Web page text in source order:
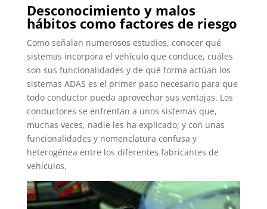
Desconocimiento y malos
hábitos como factores de riesgo
Como señalan numerosos estudios, conocer qué
sistemas incorpora el vehículo que conduce, cuáles
son sus funcionalidades y de qué forma actúan los
sistemas ADAS es el primer paso necesario para que
todo conductor pueda aprovechar sus ventajas. Los
conductores se enfrentan a unos sistemas que,
muchas veces, nadie les ha explicado; y con unas
funcionalidades y nomenclatura confusa y
heterogénea entre los diferentes fabricantes de
vehículos.